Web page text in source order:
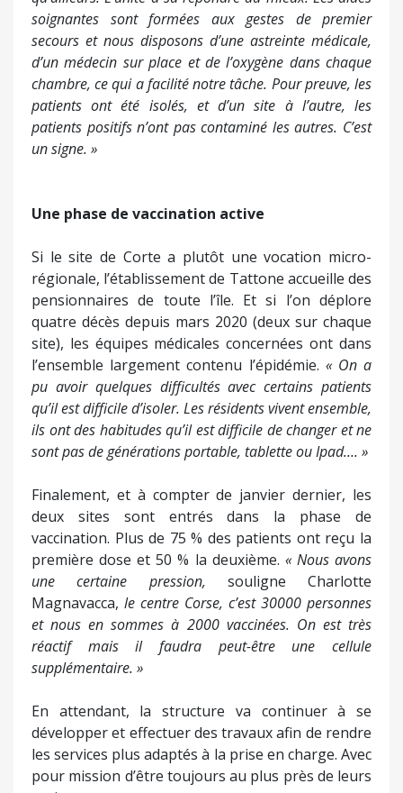
soignantes sont formées aux gestes de premier
secours et nous disposons d’une astreinte médicale,
d’un médecin sur place et de l’oxygène dans chaque
chambre, ce qui a facilité notre tâche. Pour preuve, les
patients ont été isolés, et d’un site à l’autre, les
patients positifs n’ont pas contaminé les autres. C’est
un signe. »
Une phase de vaccination active
Si le site de Corte a plutôt une vocation micro-
régionale, l’établissement de Tattone accueille des
pensionnaires de toute l’île. Et si l’on déplore
quatre décès depuis mars 2020 (deux sur chaque
site), les équipes médicales concernées ont dans
l’ensemble largement contenu l’épidémie. « On a
pu avoir quelques difficultés avec certains patients
qu’il est difficile d’isoler. Les résidents vivent ensemble,
ils ont des habitudes qu’il est difficile de changer et ne
sont pas de générations portable, tablette ou Ipad…. »
Finalement, et à compter de janvier dernier, les
deux sites sont entrés dans la phase de
vaccination. Plus de 75 % des patients ont reçu la
première dose et 50 % la deuxième. « Nous avons
une certaine pression, souligne Charlotte
Magnavacca, le centre Corse, c’est 30000 personnes
et nous en sommes à 2000 vaccinées. On est très
réactif mais il faudra peut-être une cellule
supplémentaire. »
En attendant, la structure va continuer à se
développer et effectuer des travaux afin de rendre
les services plus adaptés à la prise en charge. Avec
pour mission d’être toujours au plus près de leurs